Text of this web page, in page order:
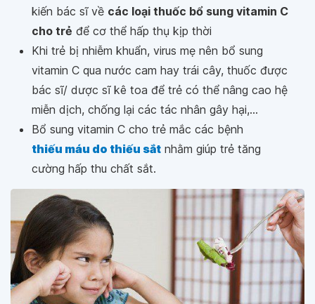
kiến bác sĩ về các loại thuốc bổ sung vitamin C
cho trẻ để cơ thể hấp thụ kịp thời
Khi trẻ bị nhiễm khuẩn, virus mẹ nên bổ sung
vitamin C qua nước cam hay trái cây, thuốc được
bác sĩ/ dược sĩ kê toa để trẻ có thể nâng cao hệ
miễn dịch, chống lại các tác nhân gây hại,...
Bổ sung vitamin C cho trẻ mắc các bệnh
thiếu máu do thiếu sắt nhằm giúp trẻ tăng
cường hấp thu chất sắt.